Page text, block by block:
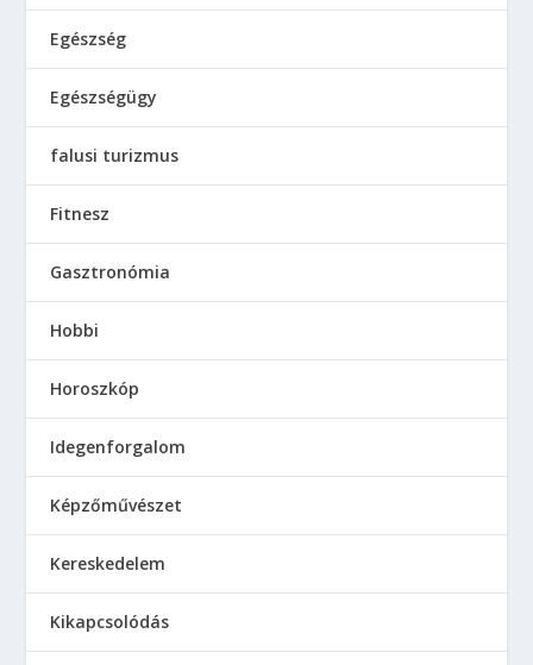
Egészség
Egészségügy
falusi turizmus
Fitnesz
Gasztronómia
Hobbi
Horoszkóp
Idegenforgalom
Képzőművészet
Kereskedelem
Kikapcsolódás